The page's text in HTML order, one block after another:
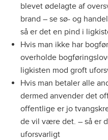
blevet ødelagte af
brand – se sø- og
så er det en pind i
Hvis man ikke har
overholde
ligkisten mod groft
Hvis man betaler alle
dermed anvender det
offentlige er jo
de vil være det. – så er
uforsvarligt